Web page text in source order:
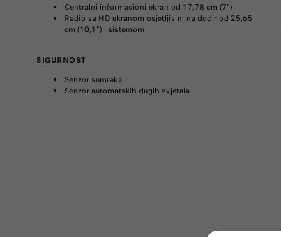
Centralni informacioni ekran od 17,78 cm (7")
Radio sa HD ekranom osjetljivim na dodir od 25,65
cm (10,1") i sistemom
SIGURNOST
Senzor sumraka
Senzor automatskih dugih svjetala